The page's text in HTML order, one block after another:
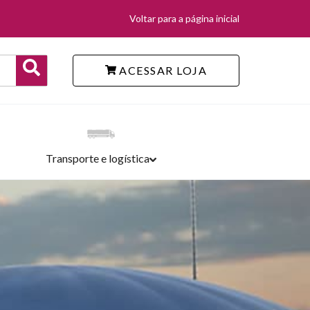
Voltar para a página inicial
ACESSAR LOJA
AUTOMOTIVO
CALÇADOS, EPI'S E LONAS MULTIÚSO
Transporte e logística